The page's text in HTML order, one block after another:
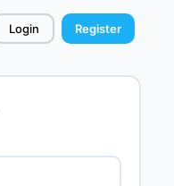
Login Register